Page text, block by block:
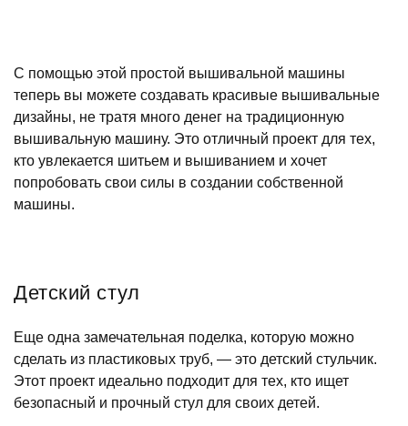
С помощью этой простой вышивальной машины
теперь вы можете создавать красивые вышивальные
дизайны, не тратя много денег на традиционную
вышивальную машину. Это отличный проект для тех,
кто увлекается шитьем и вышиванием и хочет
попробовать свои силы в создании собственной
машины.
Детский стул
Еще одна замечательная поделка, которую можно
сделать из пластиковых труб, — это детский стульчик.
Этот проект идеально подходит для тех, кто ищет
безопасный и прочный стул для своих детей.